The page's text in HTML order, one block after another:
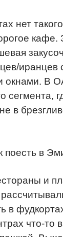
нет
кафе.
иранцев
окнами. В
сегмента,
в
поесть в
и
в
что-то